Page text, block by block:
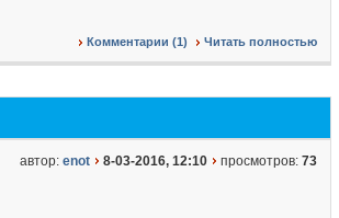
Комментарии (1) Читать полностью
автор: enot 8-03-2016, 12:10 просмотров: 73